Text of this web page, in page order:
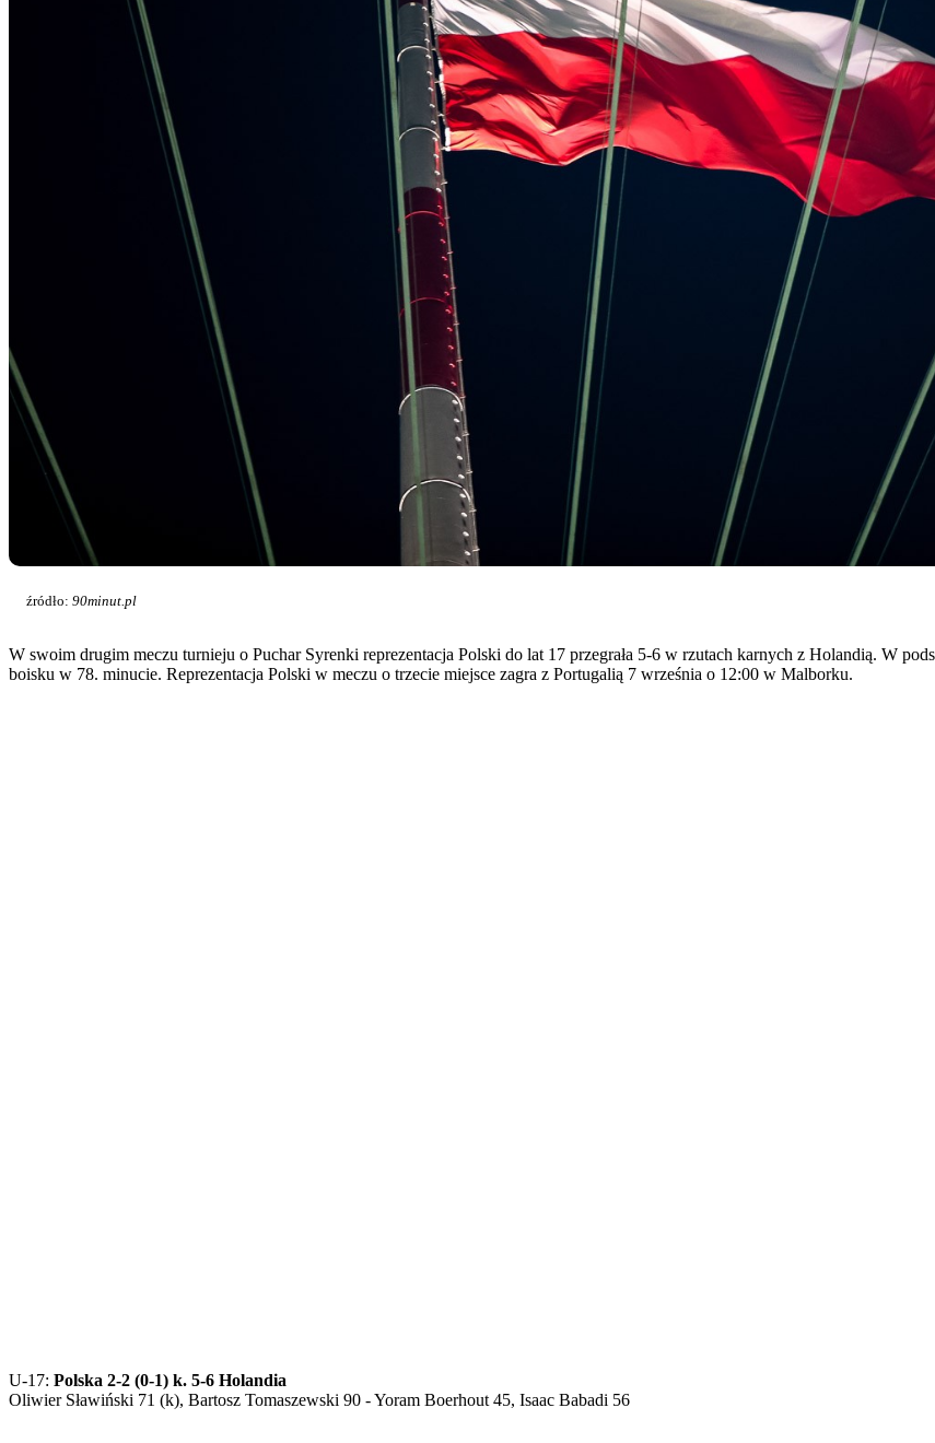
źródło: 90minut.pl
W swoim drugim meczu turnieju o Puchar Syrenki reprezentacja Polski do lat 17 przegrała 5-6 w rzutach karnych z Holandią. W
boisku w 78. minucie. Reprezentacja Polski w meczu o trzecie miejsce zagra z Portugalią 7 września o 12:00 w Malborku.
U-17: Polska 2-2 (0-1) k. 5-6 Holandia
Oliwier Sławiński 71 (k), Bartosz Tomaszewski 90 - Yoram Boerhout 45, Isaac Babadi 56